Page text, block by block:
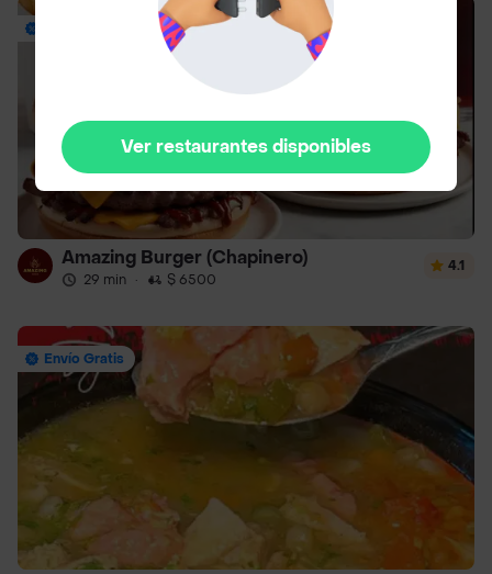
Amazing Burger (Chapinero)
29 min · $ 6500
4.1
Envío Gratis
Ver restaurantes disponibles